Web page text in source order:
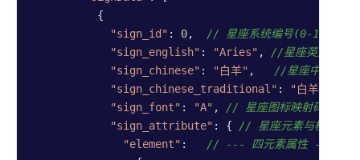
          {
"sign_id" : 0, // 星座系统编号(0-11)
"sign_english" : "Aries" , //星座英文名称
"sign_chinese" : "白羊" , //星座中文名称
"sign_chinese_traditional" : "白羊"
"sign_font" : "A" , // 星座图标映射码，枚
"sign_attribute" : { // 星座元素与模式属
"element" : // --- 四元素属性 ---